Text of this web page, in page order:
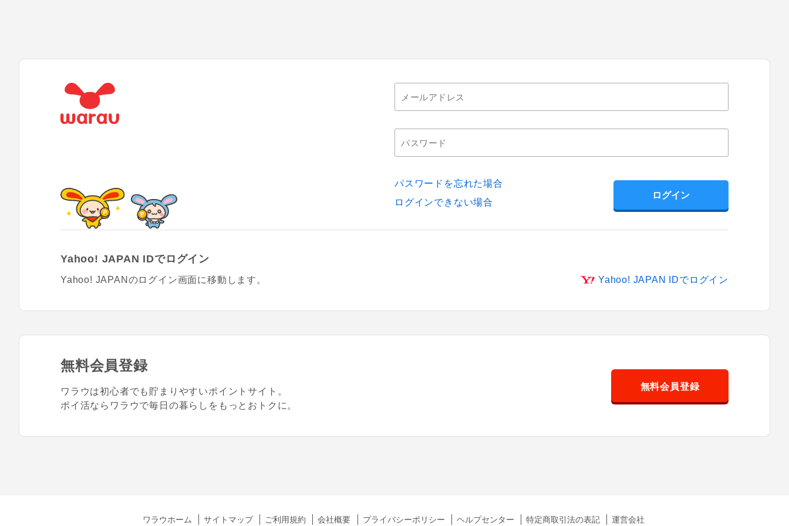
パスワードを忘れた場合
ログインできない場合
Yahoo! JAPAN IDでログイン
Yahoo! JAPANのログイン画面に移動します。 Yahoo! JAPAN IDでログイン
無料会員登録
ワラウは初心者でも貯まりやすいポイントサイト。
ポイ活ならワラウで毎日の暮らしをもっとおトクに。
無料会員登録
ワラウホーム サイトマップ ご利用規約 会社概要 プライバシーポリシー ヘルプセンター 特定商取引法の表記 運営会社